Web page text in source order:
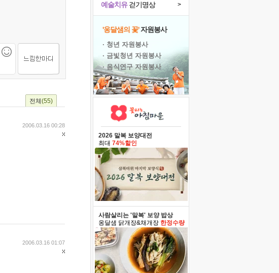
전체 (55)
2006.03.16 00:28
2006.03.16 01:07
예술치유걷기명상 >
'옹달샘의 꽃'자원봉사
· 청년 자원봉사
· 금빛청년 자원봉사
· 음식연구 자원봉사
2026 말복 보양대전
최대 74%할인
사람살리는 '말복' 보양 밥상
옹달샘 닭개장&채개장 한정수량